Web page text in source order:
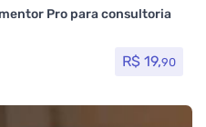
Pro para consultoria
R$ 19,90